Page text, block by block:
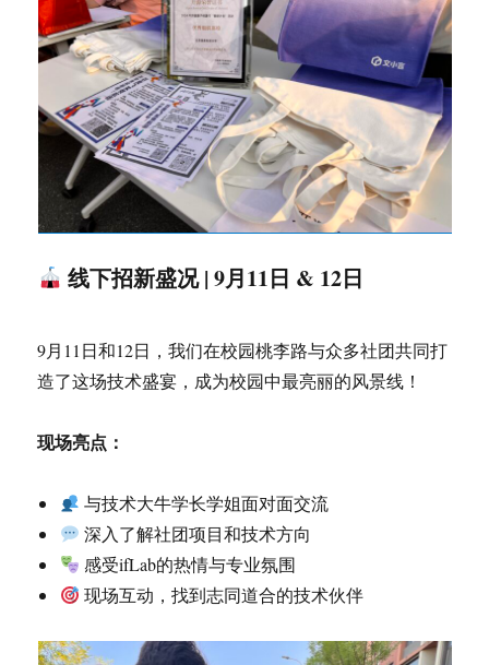
线下招新盛况 | 9月11日 & 12日
9月11日和12日，我们在校园桃李路与众多社团共同打
造了这场技术盛宴，成为校园中最亮丽的风景线！
现场亮点：
与技术大牛学长学姐面对面交流
深入了解社团项目和技术方向
感受ifLab的热情与专业氛围
现场互动，找到志同道合的技术伙伴